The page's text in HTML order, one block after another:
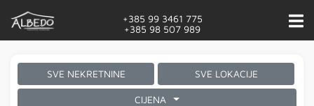
+385 99 3461 775
+385 98 507 989
SVE NEKRETNINE SVE LOKACIJE
CIJENA